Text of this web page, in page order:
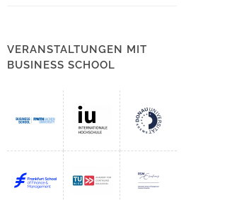
VERANSTALTUNGEN MIT
BUSINESS SCHOOL